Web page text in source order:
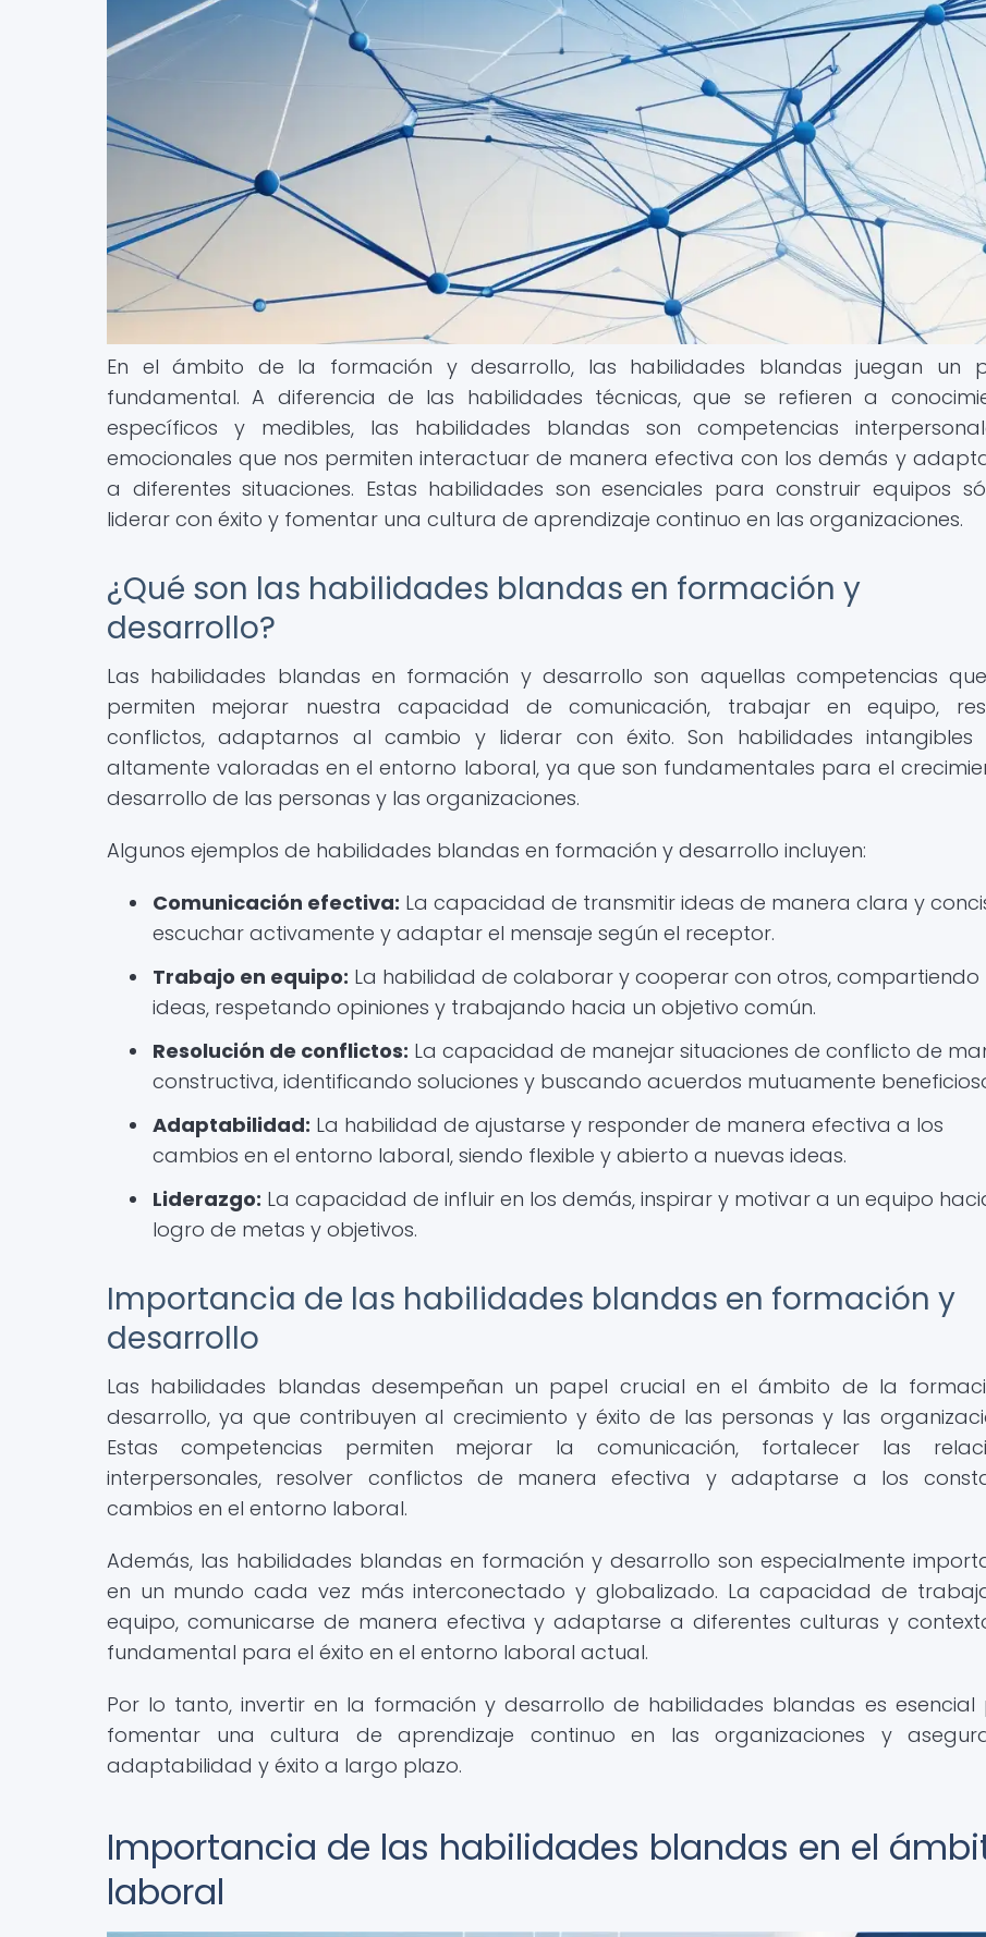
En el ámbito de la formación y desarrollo, las habilidades blandas juegan un
fundamental. A diferencia de las habilidades técnicas, que se refieren a
específicos y medibles, las habilidades blandas son competencias
emocionales que nos permiten interactuar de manera efectiva con los demás y
a diferentes situaciones. Estas habilidades son esenciales para construir equipos
liderar con éxito y fomentar una cultura de aprendizaje continuo en las organizaciones.
¿Qué son las habilidades blandas en formación y
desarrollo?
Las habilidades blandas en formación y desarrollo son aquellas competencias
permiten mejorar nuestra capacidad de comunicación, trabajar en equipo,
conflictos, adaptarnos al cambio y liderar con éxito. Son habilidades intangibles
altamente valoradas en el entorno laboral, ya que son fundamentales para el
desarrollo de las personas y las organizaciones.
Algunos ejemplos de habilidades blandas en formación y desarrollo incluyen:
Comunicación efectiva: La capacidad de transmitir ideas de manera clara y
escuchar activamente y adaptar el mensaje según el receptor.
Trabajo en equipo: La habilidad de colaborar y cooperar con otros, compartiendo
ideas, respetando opiniones y trabajando hacia un objetivo común.
Resolución de conflictos: La capacidad de manejar situaciones de conflicto de
constructiva, identificando soluciones y buscando acuerdos mutuamente
Adaptabilidad: La habilidad de ajustarse y responder de manera efectiva a los
cambios en el entorno laboral, siendo flexible y abierto a nuevas ideas.
Liderazgo: La capacidad de influir en los demás, inspirar y motivar a un equipo
logro de metas y objetivos.
Importancia de las habilidades blandas en formación y
desarrollo
Las habilidades blandas desempeñan un papel crucial en el ámbito de la
desarrollo, ya que contribuyen al crecimiento y éxito de las personas y las
Estas competencias permiten mejorar la comunicación, fortalecer las
interpersonales, resolver conflictos de manera efectiva y adaptarse a los
cambios en el entorno laboral.
Además, las habilidades blandas en formación y desarrollo son especialmente
en un mundo cada vez más interconectado y globalizado. La capacidad de
equipo, comunicarse de manera efectiva y adaptarse a diferentes culturas y
fundamental para el éxito en el entorno laboral actual.
Por lo tanto, invertir en la formación y desarrollo de habilidades blandas es esencial
fomentar una cultura de aprendizaje continuo en las organizaciones y
adaptabilidad y éxito a largo plazo.
Importancia de las habilidades blandas en el
laboral